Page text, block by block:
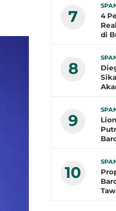
7
4
di
8
9
10